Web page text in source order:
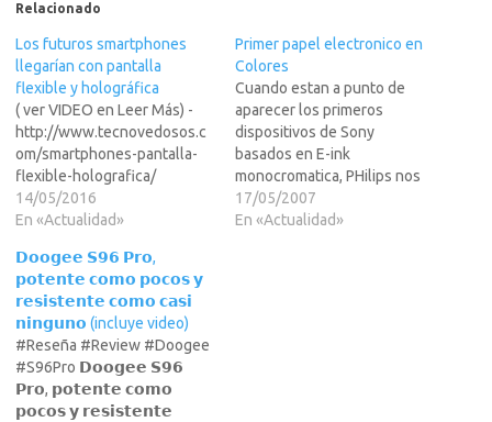
Relacionado
Los futuros smartphones
llegarían con pantalla
flexible y holográfica
( ver VIDEO en Leer Más) -
http://www.tecnovedosos.c
om/smartphones-pantalla-
flexible-holografica/
14/05/2016
En «Actualidad»
Primer papel electronico en
Colores
Cuando estan a punto de
aparecer los primeros
dispositivos de Sony
basados en E-ink
monocromatica, PHilips nos
sorprende con lo mismo
pero en colores. Una hoja de
17/05/2007
En «Actualidad»
𝗗𝗼𝗼𝗴𝗲𝗲 𝗦𝟵𝟲 𝗣𝗿𝗼,
𝗽𝗼𝘁𝗲𝗻𝘁𝗲 𝗰𝗼𝗺𝗼 𝗽𝗼𝗰𝗼𝘀 𝘆
𝗿𝗲𝘀𝗶𝘀𝘁𝗲𝗻𝘁𝗲 𝗰𝗼𝗺𝗼 𝗰𝗮𝘀𝗶
𝗻𝗶𝗻𝗴𝘂𝗻𝗼 (incluye video)
#Reseña #Review #Doogee
#S96Pro 𝗗𝗼𝗼𝗴𝗲𝗲 𝗦𝟵𝟲
𝗣𝗿𝗼, 𝗽𝗼𝘁𝗲𝗻𝘁𝗲 𝗰𝗼𝗺𝗼
𝗽𝗼𝗰𝗼𝘀 𝘆 𝗿𝗲𝘀𝗶𝘀𝘁𝗲𝗻𝘁𝗲